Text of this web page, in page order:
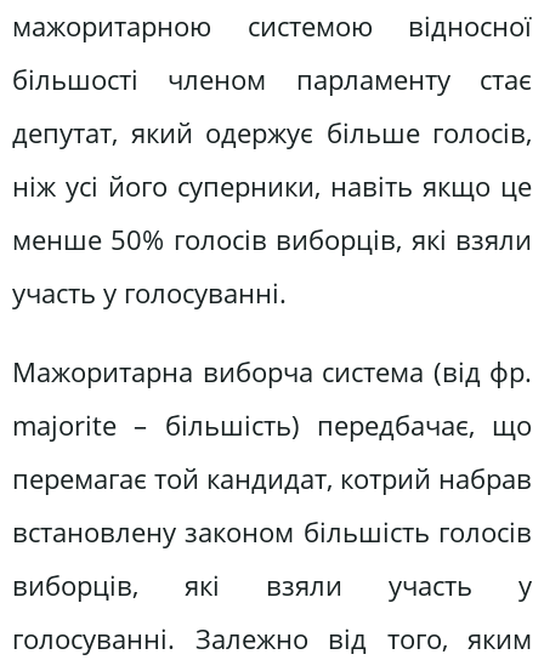
мажоритарною системою відносної
більшості членом парламенту стає
депутат, який одержує більше голосів,
ніж усі його суперники, навіть якщо це
менше 50% голосів виборців, які взяли
участь у голосуванні.
Мажоритарна виборча система (від фр.
majorite – більшість) передбачає, що
перемагає той кандидат, котрий набрав
встановлену законом більшість голосів
виборців, які взяли участь у
голосуванні. Залежно від того, яким